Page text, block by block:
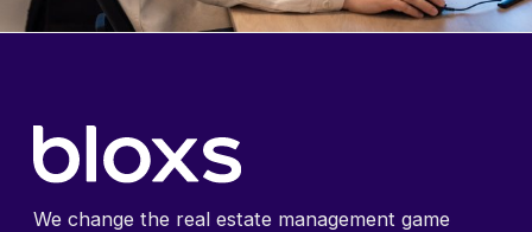
We change the real estate management game